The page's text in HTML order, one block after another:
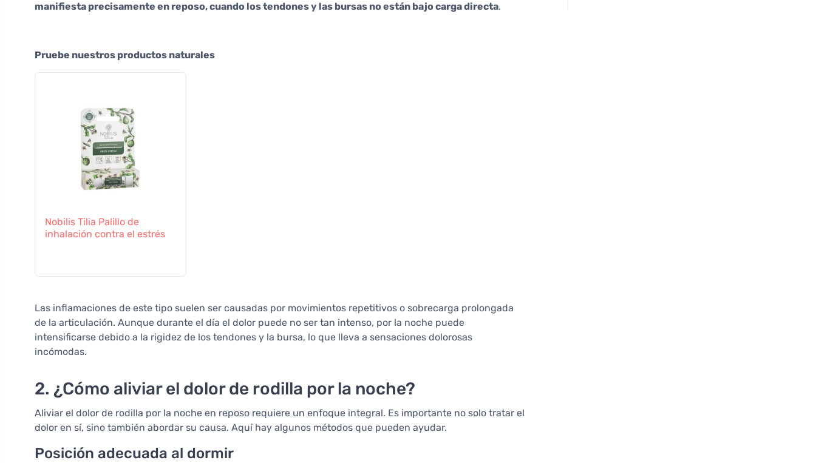
manifiesta precisamente en reposo, cuando los tendones y las bursas no están bajo carga directa.
Pruebe nuestros productos naturales
Nobilis Tilia Palillo de
inhalación contra el estrés
Las inflamaciones de este tipo suelen ser causadas por movimientos repetitivos o sobrecarga prolongada
de la articulación. Aunque durante el día el dolor puede no ser tan intenso, por la noche puede
intensificarse debido a la rigidez de los tendones y la bursa, lo que lleva a sensaciones dolorosas
incómodas.
2. ¿Cómo aliviar el dolor de rodilla por la noche?
Aliviar el dolor de rodilla por la noche en reposo requiere un enfoque integral. Es importante no solo tratar el
dolor en sí, sino también abordar su causa. Aquí hay algunos métodos que pueden ayudar.
Posición adecuada al dormir